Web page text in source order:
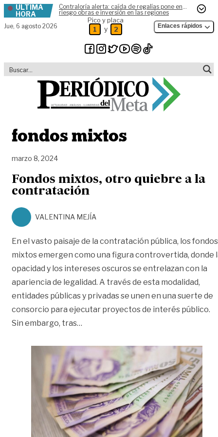
Skip to content
ÚLTIMA
HORA
Contraloría alerta: caída de regalías pone en
riesgo obras e inversión en las regiones
Jue, 6 agosto 2026
Pico y placa
1 y 2 Enlaces rápidos
fondos mixtos
marzo 8, 2024
Fondos mixtos, otro quiebre a la
contratación
VALENTINA MEJÍA
En el vasto paisaje de la contratación pública, los fondos
mixtos emergen como una figura controvertida, donde
opacidad y los intereses oscuros se entrelazan con la
apariencia de legalidad. A través de esta modalidad,
entidades públicas y privadas se unen en una suerte de
consorcio para ejecutar proyectos de interés público.
Sin embargo, tras…